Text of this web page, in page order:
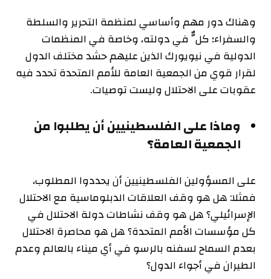
وهناك دور مهم وأساسي لمنظمة التحرير والسلطة
والسفراء؛ كلٌّ في دولته، وخاصة في المنظمات
الدولية في نيويورك الذين عليهم حشد مختلف الدول
لقرار قوي من الجمعية العامة للأمم المتحدة تحدد فيه
عقوبات على الاحتلال وليست توصيات.
وماذا على الفلسطينيين أن يطلبوا من
الجمعية العامة؟
على المسؤولين الفلسطينيين أن يحددوا المطلوب،
فمثلا: هل هو وقف العلاقات الدبلوماسية مع الاحتلال
الإسرائيلي؟ هل هو وقف نشاطات دولة الاحتلال في
كل مؤسسات الأمم المتحدة؟ هل هو محاصرة الاحتلال
بعدم السماح لسفنه بالرسو في أي ميناء بالعالم وعدم
الطيران في أجواء الدول؟